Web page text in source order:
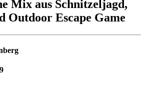
Mix aus Schnitzeljagd,
Outdoor Escape Game